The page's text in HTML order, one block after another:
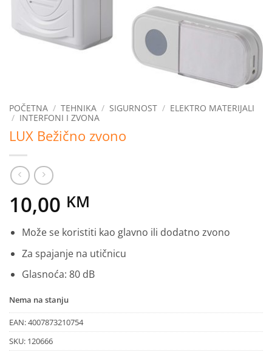
POČETNA / TEHNIKA / SIGURNOST / ELEKTRO MATERIJALI
/ INTERFONI I ZVONA
LUX Bežično zvono
10,00 KM
Može se koristiti kao glavno ili dodatno zvono
Za spajanje na utičnicu
Glasnoća: 80 dB
Nema na stanju
EAN:4007873210754
SKU: 120666